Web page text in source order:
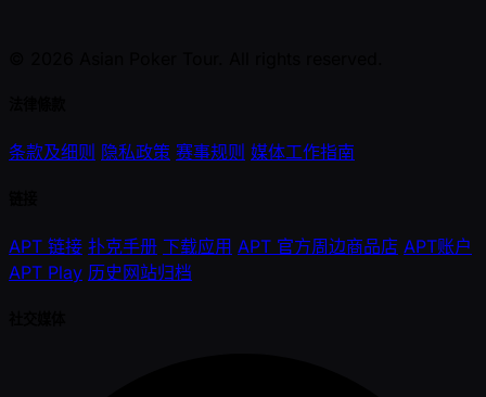
条款及细则 隐私政策 赛事规则 媒体工作指南
APT 链接 扑克手册 下载应用 APT 官方周边商品店 APT账户
APT Play 历史网站归档